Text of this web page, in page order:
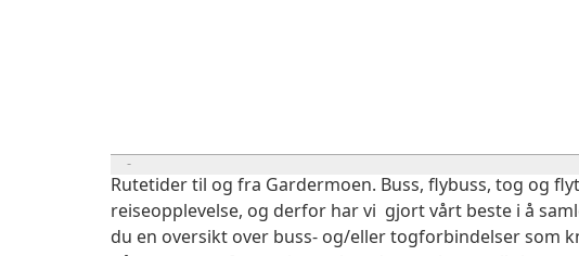
Rutetider til og fra Gardermoen. Buss, flybuss, tog og
reiseopplevelse, og derfor har vi gjort vårt beste i å
du en oversikt over buss- og/eller togforbindelser som